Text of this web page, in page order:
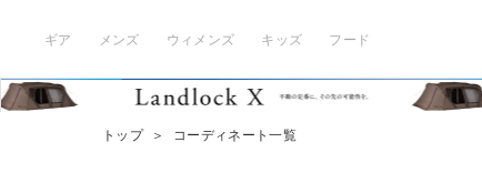
ギア メンズ ウィメンズ キッズ フード
トップ ＞ コーディネート一覧